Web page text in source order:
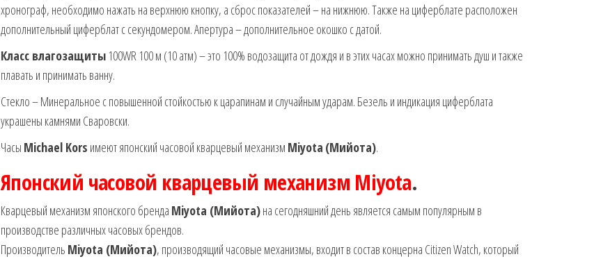
хронограф, необходимо нажать на верхнюю кнопку, а сброс показателей – на нижнюю. Также на циферблате расположен
дополнительный циферблат с секундомером. Апертура – дополнительное окошко с датой.
Класс влагозащиты 100WR 100 м (10 атм) – это 100% водозащита от дождя и в этих часах можно принимать душ и также
плавать и принимать ванну.
Стекло – Минеральное с повышенной стойкостью к царапинам и случайным ударам. Безель и индикация циферблата
украшены камнями Сваровски.
Часы Michael Kors имеют японский часовой кварцевый механизм Miyota (Мийота).
Японский часовой кварцевый механизм Miyota.
Кварцевый механизм японского бренда Miyota (Мийота)на сегодняшний день является самым популярным в
производстве различных часовых брендов.
Производитель Miyota (Мийота), производящий часовые механизмы, входит в состав концерна Citizen Watch, который